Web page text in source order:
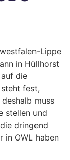
Lippe
in Hüllhorst
die
fest,
muss
stellen und
dringend
in OWL haben